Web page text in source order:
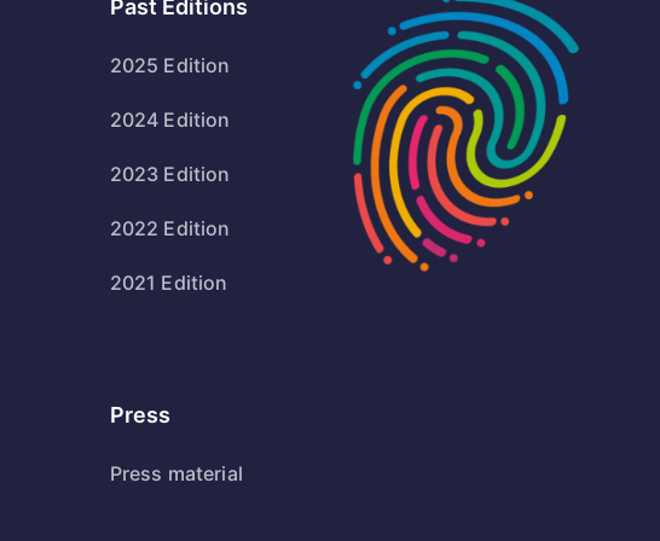
Past Editions
2025 Edition
2024 Edition
2023 Edition
2022 Edition
2021 Edition
Press
Press material